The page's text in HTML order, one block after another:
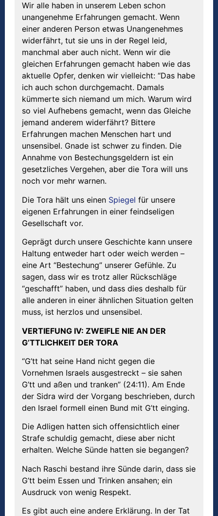
Wir alle haben in unserem Leben schon
unangenehme Erfahrungen gemacht. Wenn
einer anderen Person etwas Unangenehmes
widerfährt, tut sie uns in der Regel leid,
manchmal aber auch nicht. Wenn wir die
gleichen Erfahrungen gemacht haben wie das
aktuelle Opfer, denken wir vielleicht: “Das habe
ich auch schon durchgemacht. Damals
kümmerte sich niemand um mich. Warum wird
so viel Aufhebens gemacht, wenn das Gleiche
jemand anderem widerfährt? Bittere
Erfahrungen machen Menschen hart und
unsensibel. Gnade ist schwer zu finden. Die
Annahme von Bestechungsgeldern ist ein
gesetzliches Vergehen, aber die Tora will uns
noch vor mehr warnen.
Die Tora hält uns einen Spiegel für unsere
eigenen Erfahrungen in einer feindseligen
Gesellschaft vor.
Geprägt durch unsere Geschichte kann unsere
Haltung entweder hart oder weich werden –
eine Art “Bestechung” unserer Gefühle. Zu
sagen, dass wir es trotz aller Rückschläge
“geschafft” haben, und dass dies deshalb für
alle anderen in einer ähnlichen Situation gelten
muss, ist herzlos und unsensibel.
VERTIEFUNG IV: ZWEIFLE NIE AN DER
G’TTLICHKEIT DER TORA
“G’tt hat seine Hand nicht gegen die
Vornehmen Israels ausgestreckt – sie sahen
G’tt und aßen und tranken” (24:11). Am Ende
der Sidra wird der Vorgang beschrieben, durch
den Israel formell einen Bund mit G’tt einging.
Die Adligen hatten sich offensichtlich einer
Strafe schuldig gemacht, diese aber nicht
erhalten. Welche Sünde hatten sie begangen?
Nach Raschi bestand ihre Sünde darin, dass sie
G’tt beim Essen und Trinken ansahen; ein
Ausdruck von wenig Respekt.
Es gibt auch eine andere Erklärung. In der Tat